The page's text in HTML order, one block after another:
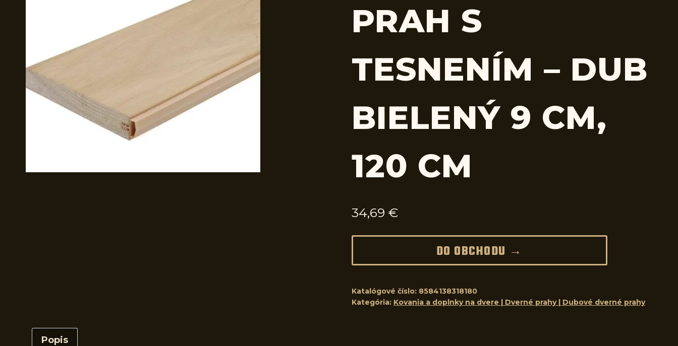
PRAH S
TESNENÍM – DUB
BIELENÝ 9 CM,
120 CM
34,69 €
DO OBCHODU →
Katalógové číslo: 8584138318180
Kategória: Kovania a doplnky na dvere | Dverné prahy | Dubové dverné prahy
Popis